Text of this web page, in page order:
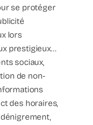
se protéger
lors
prestigieux…
sociaux,
de non-
des horaires,